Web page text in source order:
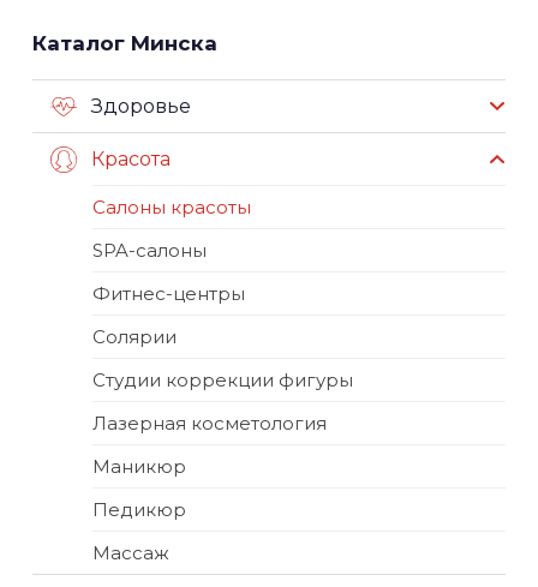
Каталог Минска
Здоровье
Красота
Салоны красоты
SPA-салоны
Фитнес-центры
Солярии
Студии коррекции фигуры
Лазерная косметология
Маникюр
Педикюр
Массаж